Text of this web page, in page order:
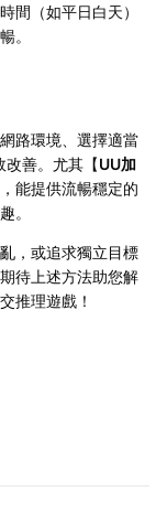
間（如平日白天）
。
路環境、選擇適當
改善。尤其【UU加
能提供流暢穩定的
。
，或追求獨立目標
待上述方法助您解
推理遊戲！